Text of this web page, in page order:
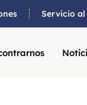
Servicio